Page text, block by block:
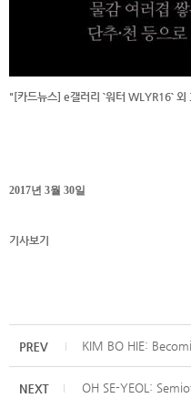
"[카드뉴스] e갤러리 `워터 WLYR16` 외
2017년 3월 30일
기사보기
KIM BO HIE:
OH SE-YEOL: